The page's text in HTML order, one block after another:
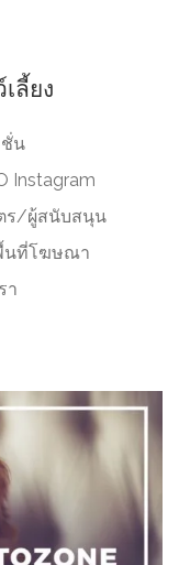
ลี้ยง
น
Instagram
ร/ผู้สนับสนุน
นที่โฆษณา
า